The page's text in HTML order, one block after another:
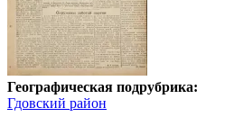
Географическая подрубрика:
Гдовский район